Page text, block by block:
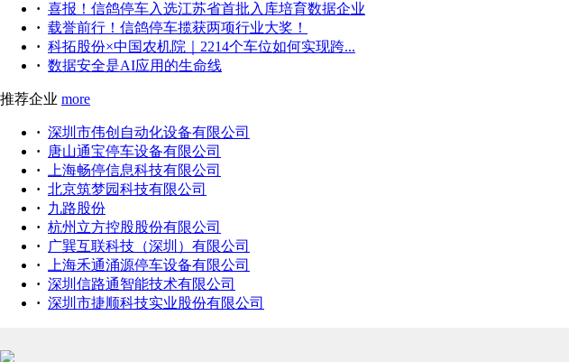
· 喜报！信鸽停车入选江苏省首批入库培育数据企业
· 载誉前行！信鸽停车揽获两项行业大奖！
· 科拓股份×中国农机院｜2214个车位如何实现跨...
· 数据安全是AI应用的生命线
推荐企业 more
· 深圳市伟创自动化设备有限公司
·
唐山通宝停车设备有限公司
·
上海畅停信息科技有限公司
· 北京筑梦园科技有限公司
· 九路股份
· 杭州立方控股股份有限公司
·
广巽互联科技（深圳）有限公司
·
上海禾通涌源停车设备有限公司
· 深圳信路通智能技术有限公司
· 深圳市捷顺科技实业股份有限公司